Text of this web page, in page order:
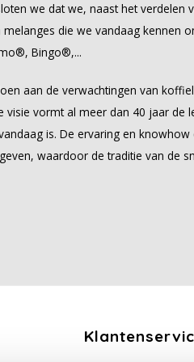
we dat we, naast het
die we vandaag kennen
Bingo®,...
aan de verwachtingen van
visie vormt al meer dan 40 jaar de
is. De ervaring en
waardoor de traditie van de